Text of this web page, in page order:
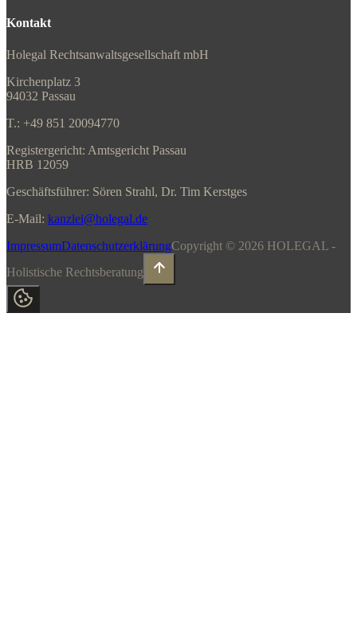
Kontakt
Holegal Rechtsanwaltsgesellschaft mbH
Kirchenplatz 3
94032 Passau
T.: +49 851 20094770
Registergericht: Amtsgericht Passau
HRB 12059
Geschäftsführer: Sören Strahl, Dr. Tim Kerstges
E-Mail: kanzlei@holegal.de
ImpressumDatenschutzerklärungCopyright © 2026 HOLEGAL -
Holistische Rechtsberatung